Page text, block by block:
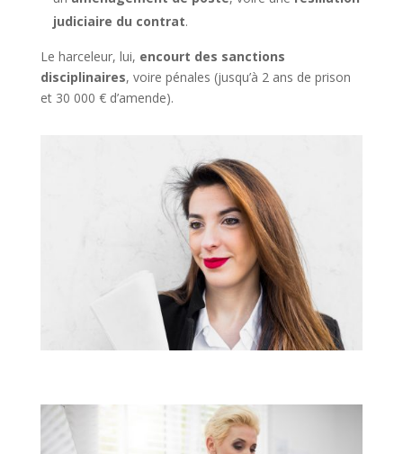
judiciaire du contrat.
Le harceleur, lui, encourt des sanctions
disciplinaires, voire pénales (jusqu’à 2 ans de prison
et 30 000 € d’amende).